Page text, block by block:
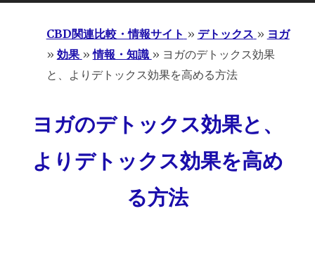
Menu
CBD関連比較・情報サイト » デトックス » ヨガ
» 効果 »情報・知識 » ヨガのデトックス効果
と、よりデトックス効果を高める方法
ヨガのデトックス効果と、
よりデトックス効果を高め
る方法